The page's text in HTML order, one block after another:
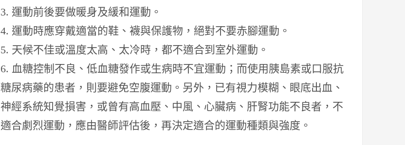
3. 運動前後要做暖身及緩和運動。
4. 運動時應穿戴適當的鞋、襪與保護物，絕對不要赤腳運動。
5. 天候不佳或溫度太高、太冷時，都不適合到室外運動。
6. 血糖控制不良、低血糖發作或生病時不宜運動；而使用胰島素或口服抗
糖尿病藥的患者，則要避免空腹運動。另外，已有視力模糊、眼底出血、
神經系統知覺損害，或曾有高血壓、中風、心臟病、肝腎功能不良者，不
適合劇烈運動，應由醫師評估後，再決定適合的運動種類與強度。